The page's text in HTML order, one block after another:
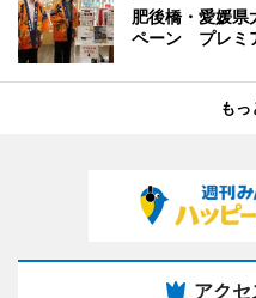
肥後橋・愛媛県
ペーン プレミ
もっ
アク